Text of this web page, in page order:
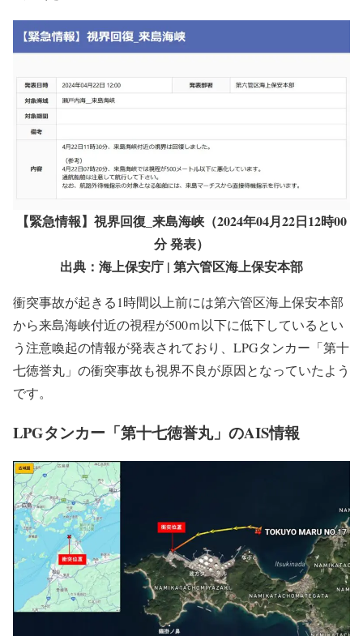
した桟橋にも被害が出ているようです。
事故当時、付近海域では霧により視程が低下し
ていた
【緊急情報】視界回復_来島海峡（2024年04月22日12時00
分 発表）
出典：海上保安庁 | 第六管区海上保安本部
から来島海峡付近の視程が500ｍ以下に低下しているとい
う注意喚起の情報が発表されており、LPGタンカー「第十
七徳誉丸」の衝突事故も視界不良が原因となっていたよう
です。
LPGタンカー「第十七徳誉丸」のAIS情報